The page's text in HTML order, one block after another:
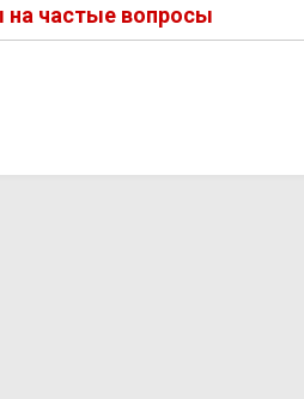
на частые вопросы